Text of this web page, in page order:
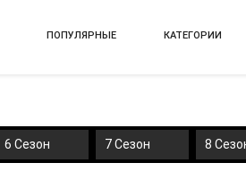
ПОПУЛЯРНЫЕ КАТЕГОРИИ
6 Сезон 7 Сезон 8